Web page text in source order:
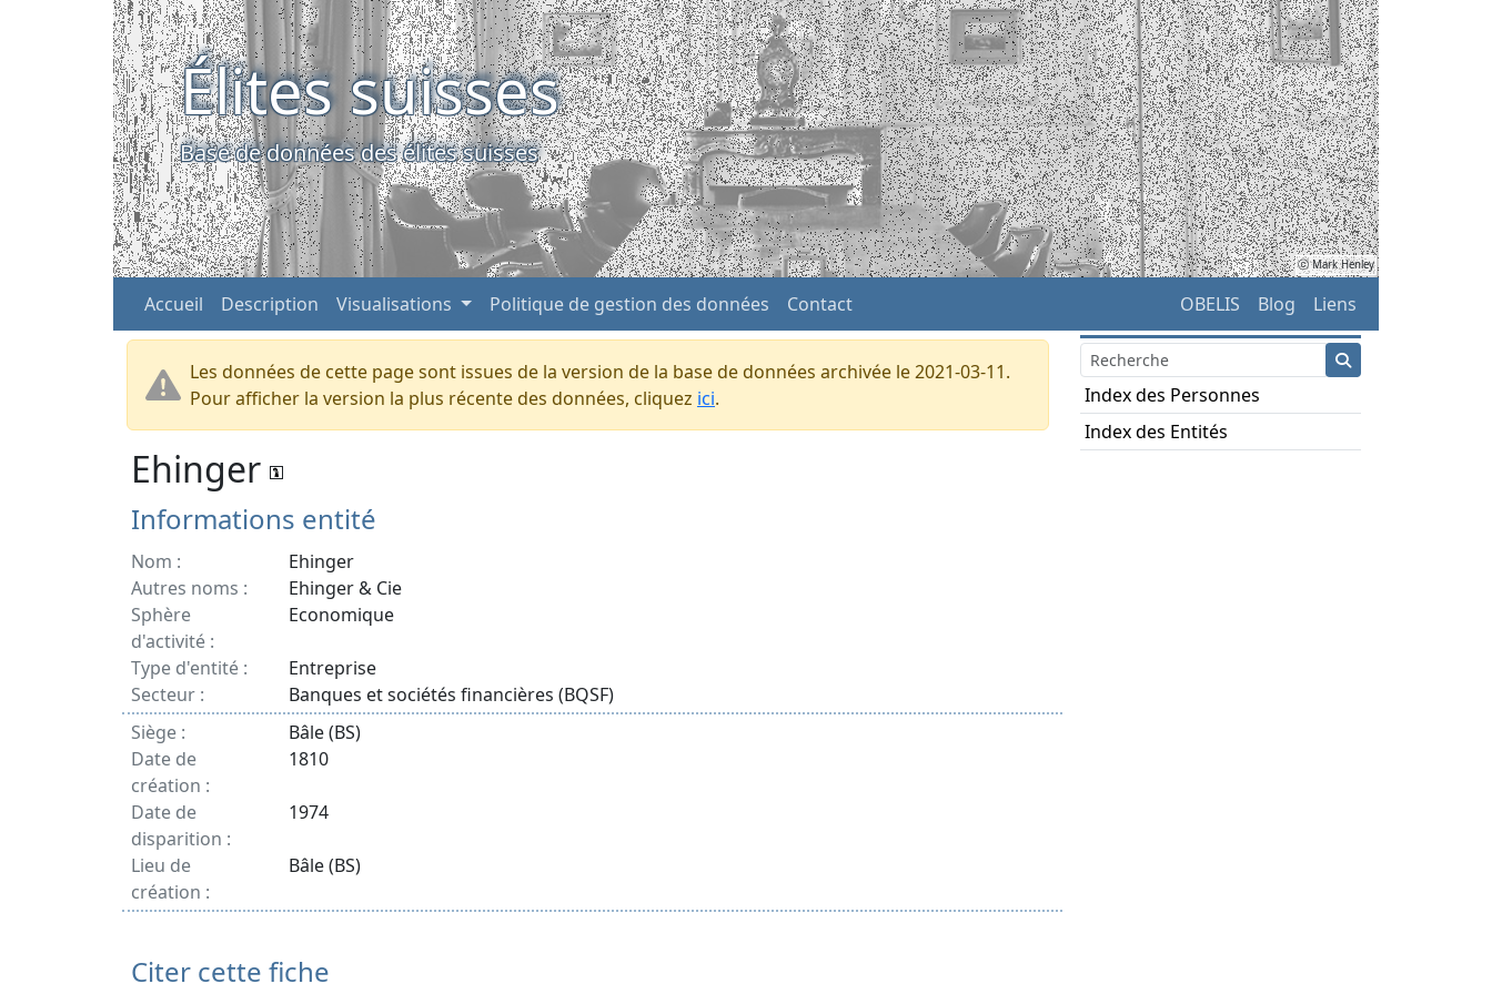
Élites suisses
Base de données des élites suisses
ⓒ Mark Henley
Accueil Description Visualisations Politique de gestion des données Contact OBELIS Blog Liens
Les données de cette page sont issues de la version de la base de données archivée le 2021-03-11.
Pour afficher la version la plus récente des données, cliquez ici.
Ehinger
Informations entité
Nom :
Ehinger
Autres noms :
Ehinger & Cie
Sphère
d'activité :
Economique
Type d'entité :
Entreprise
Secteur :
Banques et sociétés financières (BQSF)
Siège :
Bâle (BS)
Date de
création :
1810
Date de
disparition :
1974
Lieu de
création :
Bâle (BS)
Citer cette fiche
Index des Personnes
Index des Entités